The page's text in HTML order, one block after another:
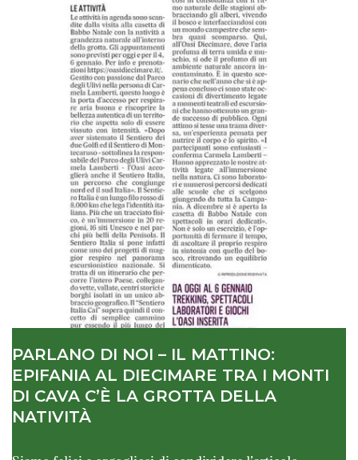
PARLANO DI NOI – IL MATTINO:
EPIFANIA AL DIECIMARE TRA I MONTI
DI CAVA C’È LA GROTTA DELLA
NATIVITÀ